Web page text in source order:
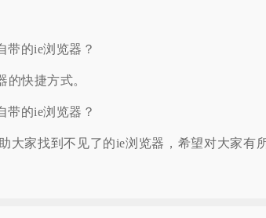
快捷方式。
家找到不见了的ie浏览器，希望对大家有